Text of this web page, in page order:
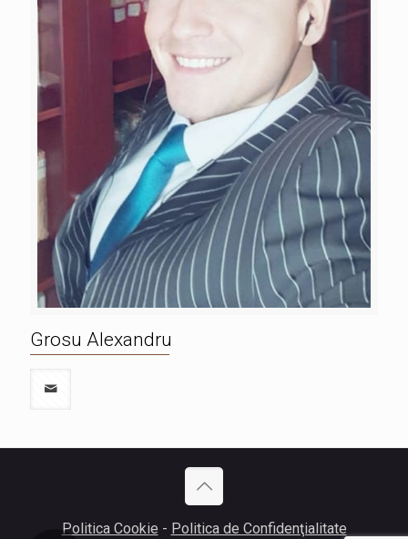
Grosu Alexandru
Politica Cookie - Politica de Confidenţialitate